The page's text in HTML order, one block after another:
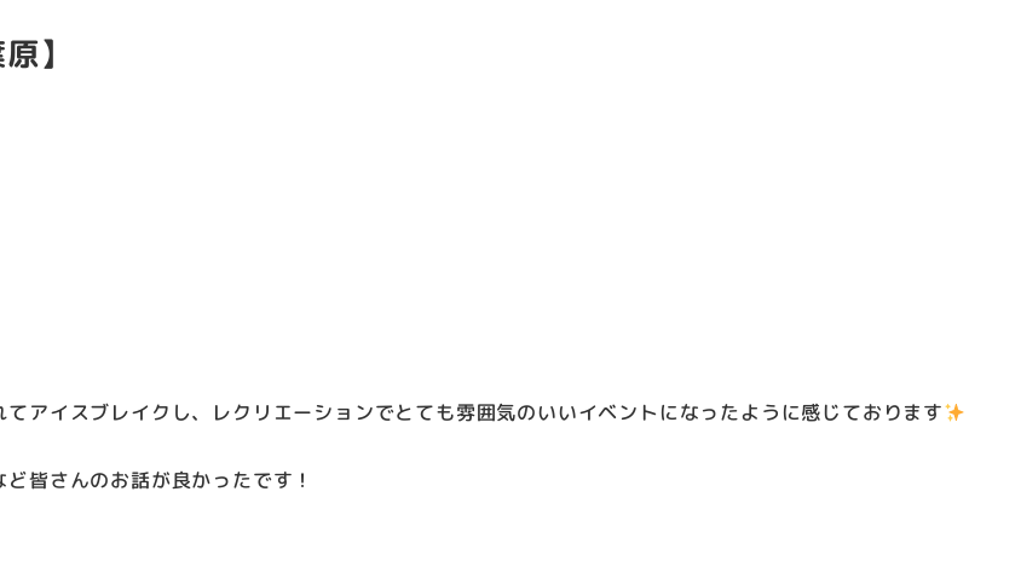
】
アイスブレイクし、レクリエーションでとても雰囲気のいいイベントになったように感じております
皆さんのお話が良かったです！